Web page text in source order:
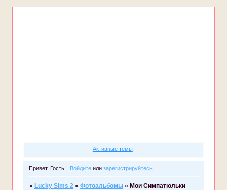
Активные темы
Привет, Гость! Войдите илизарегистрируйтесь.
» Lucky Sims 2 » Фотоальбомы » Мои Симпатюльки